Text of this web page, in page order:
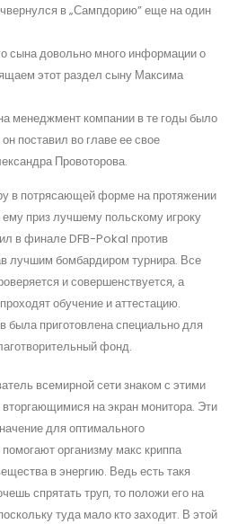
в „Сампдорию” еще на один
сына довольно много информации о
этот раздел сыну Максима
менеджмент компании в те годы было
поставил во главе ее свое
Провоторова.
в потрясающей форме на протяжении
ему приз лучшему польскому игроку
в финале DFB-Pokal против
лучшим бомбардиром турнира. Все
и совершенствуется, а
обучение и аттестацию.
была приготовлена специально для
фонд.
всемирной сети знаком с этими
на экран монитора. Эти
для оптимального
организму макс криппа
в энергию. Ведь есть такя
спрятать труп, то положи его на
туда мало кто заходит. В этой